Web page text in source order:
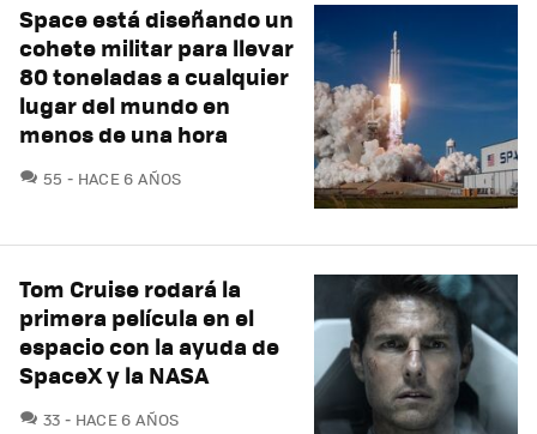
Space está diseñando un
cohete militar para llevar
80 toneladas a cualquier
lugar del mundo en
menos de una hora
55 COMENTARIOS
HACE 6 AÑOS
Tom Cruise rodará la
primera película en el
espacio con la ayuda de
SpaceX y la NASA
33 COMENTARIOS
HACE 6 AÑOS